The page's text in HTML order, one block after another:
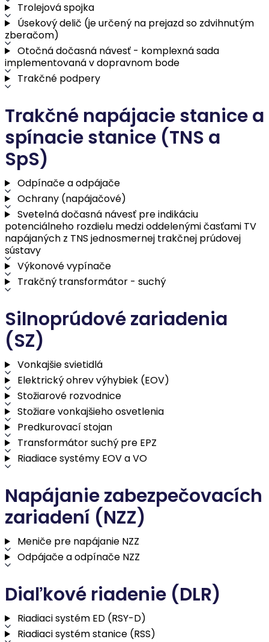
Trolejová spojka
Úsekový delič (je určený na prejazd so zdvihnutým
zberačom)
Otočná dočasná návesť - komplexná sada
implementovaná v dopravnom bode
Trakčné podpery
Trakčné napájacie stanice a
spínacie stanice (TNS a
SpS)
Odpínače a odpájače
Ochrany (napájačové)
Svetelná dočasná návesť pre indikáciu
potenciálneho rozdielu medzi oddelenými časťami TV
napájaných z TNS jednosmernej trakčnej prúdovej
sústavy
Výkonové vypínače
Trakčný transformátor - suchý
Silnoprúdové zariadenia
(SZ)
Vonkajšie svietidlá
Elektrický ohrev výhybiek (EOV)
Stožiarové rozvodnice
Stožiare vonkajšieho osvetlenia
Predkurovací stojan
Transformátor suchý pre EPZ
Riadiace systémy EOV a VO
Napájanie zabezpečovacích
zariadení (NZZ)
Meniče pre napájanie NZZ
Odpájače a odpínače NZZ
Diaľkové riadenie (DLR)
Riadiaci systém ED (RSY-D)
Riadiaci systém stanice (RSS)